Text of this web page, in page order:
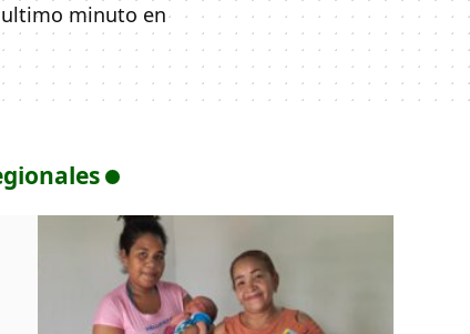
minuto en